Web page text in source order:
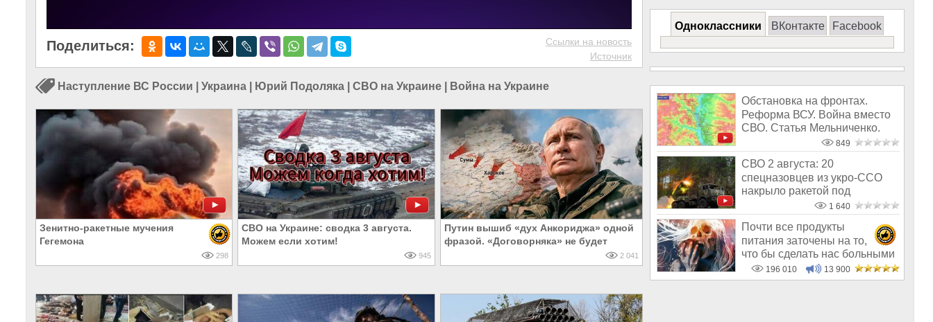
Поделиться:
Ссылки на новость
Источник
Наступление ВС России Украина Юрий Подоляка СВО на Украине Война на Украине
Зенитно-ракетные мучения
Гегемона
298
СВО на Украине: сводка 3 августа.
Можем если хотим!
945
Путин вышиб «дух Анкориджа» одной
фразой. «Договорняка» не будет
2 041
Одноклассники ВКонтакте Facebook
Обстановка на фронтах.
Реформа ВСУ. Война вместо
СВО. Статья Мельниченко.
849
СВО 2 августа: 20
спецназовцев из укро-ССО
накрыло ракетой под
1 640
Почти все продукты
питания заточены на то,
что бы сделать нас больными
и бесплодным
196 010 13 900